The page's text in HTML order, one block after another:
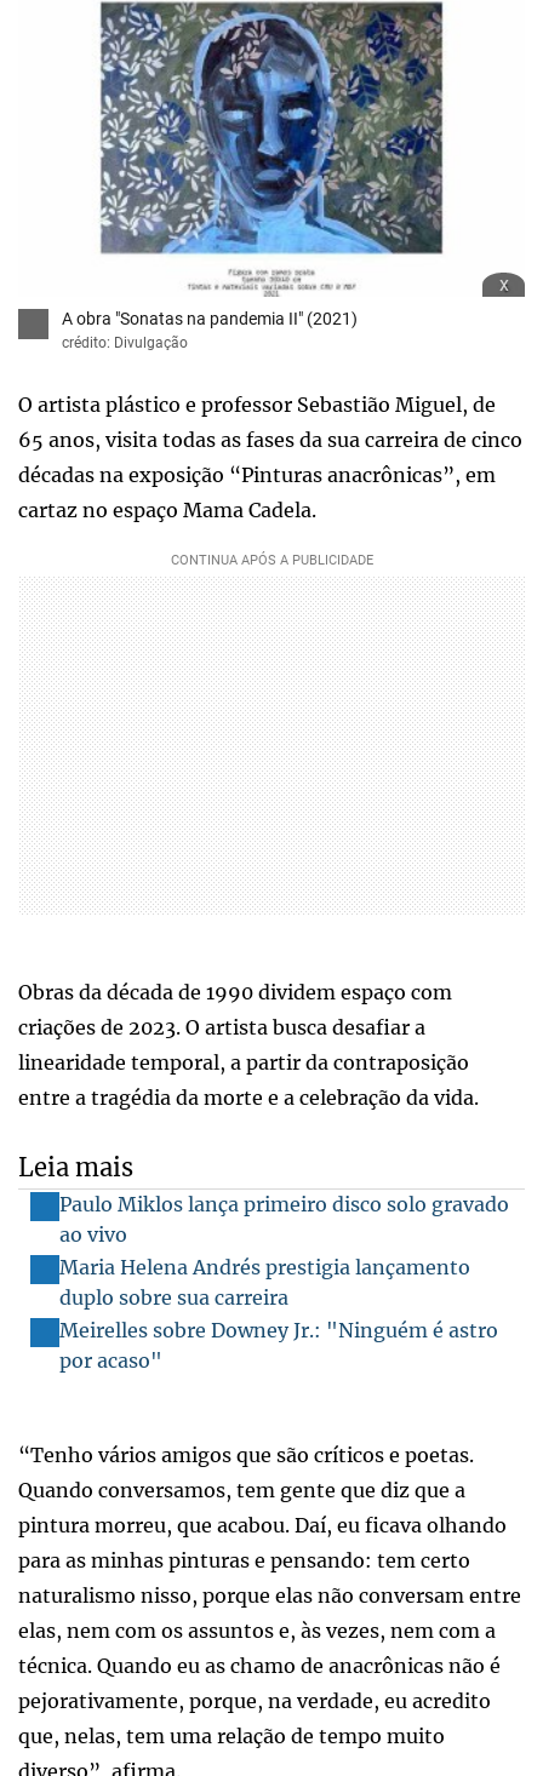
x
A obra "Sonatas na pandemia II" (2021)
crédito: Divulgação
O artista plástico e professor Sebastião Miguel, de
65 anos, visita todas as fases da sua carreira de cinco
décadas na exposição “Pinturas anacrônicas”, em
cartaz no espaço Mama Cadela.
Obras da década de 1990 dividem espaço com
criações de 2023. O artista busca desafiar a
linearidade temporal, a partir da contraposição
entre a tragédia da morte e a celebração da vida.
Leia mais
Paulo Miklos lança primeiro disco solo gravado
ao vivo
Maria Helena Andrés prestigia lançamento
duplo sobre sua carreira
Meirelles sobre Downey Jr.: "Ninguém é astro
por acaso"
“Tenho vários amigos que são críticos e poetas.
Quando conversamos, tem gente que diz que a
pintura morreu, que acabou. Daí, eu ficava olhando
para as minhas pinturas e pensando: tem certo
naturalismo nisso, porque elas não conversam entre
elas, nem com os assuntos e, às vezes, nem com a
técnica. Quando eu as chamo de anacrônicas não é
pejorativamente, porque, na verdade, eu acredito
que, nelas, tem uma relação de tempo muito
diverso”, afirma.